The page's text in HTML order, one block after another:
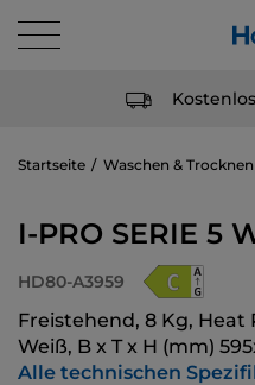
Startseite Waschen & Trocknen
I-PRO SERIE 5
HD80-A3959
Freistehend, 8 Kg, Heat
Weiß, B x T x H (mm)
Alle technischen